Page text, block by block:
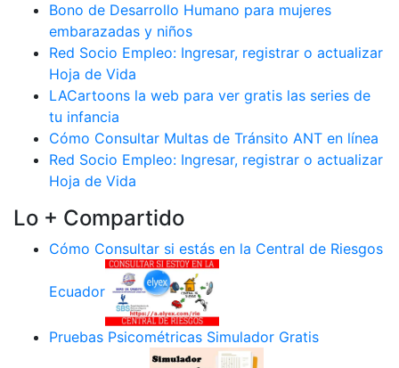
Bono de Desarrollo Humano para mujeres
embarazadas y niños
Red Socio Empleo: Ingresar, registrar o actualizar
Hoja de Vida
LACartoons la web para ver gratis las series de
tu infancia
Cómo Consultar Multas de Tránsito ANT en línea
Red Socio Empleo: Ingresar, registrar o actualizar
Hoja de Vida
Lo + Compartido
Cómo Consultar si estás en la Central de Riesgos
Ecuador
Pruebas Psicométricas Simulador Gratis